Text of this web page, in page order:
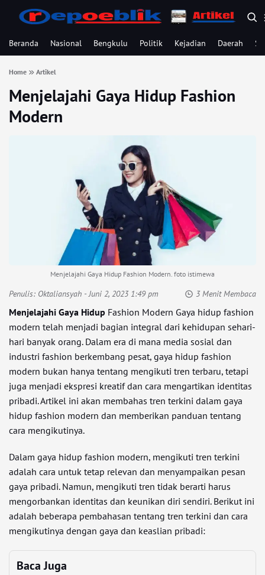
Beranda Nasional Bengkulu Politik Kejadian Daerah
Home Artikel
Menjelajahi Gaya Hidup Fashion
Modern
Menjelajahi Gaya Hidup Fashion Modern. foto istimewa
Penulis: Oktaliansyah - Juni 2, 2023 1:49 pm 3 Menit Membaca
Menjelajahi Gaya Hidup Fashion Modern Gaya hidup fashion
modern telah menjadi bagian integral dari kehidupan sehari-
hari banyak orang. Dalam era di mana media sosial dan
industri fashion berkembang pesat, gaya hidup fashion
modern bukan hanya tentang mengikuti tren terbaru, tetapi
juga menjadi ekspresi kreatif dan cara mengartikan identitas
pribadi. Artikel ini akan membahas tren terkini dalam gaya
hidup fashion modern dan memberikan panduan tentang
cara mengikutinya.
Dalam gaya hidup fashion modern, mengikuti tren terkini
adalah cara untuk tetap relevan dan menyampaikan pesan
gaya pribadi. Namun, mengikuti tren tidak berarti harus
mengorbankan identitas dan keunikan diri sendiri. Berikut ini
adalah beberapa pembahasan tentang tren terkini dan cara
mengikutinya dengan gaya dan keaslian pribadi:
Baca Juga